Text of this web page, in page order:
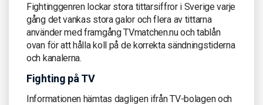
Fightinggenren lockar stora tittarsiffror i Sverige varje
gång det vankas stora galor och flera av tittarna
använder med framgång TVmatchen.nu och tablån
ovan för att hålla koll på de korrekta sändningstiderna
och kanalerna.
Fighting på TV
Informationen hämtas dagligen ifrån TV-bolagen och